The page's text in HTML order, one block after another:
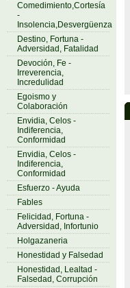
Comedimiento,Cortesía
-
Insolencia,Desvergüenza
Destino, Fortuna -
Adversidad, Fatalidad
Devoción, Fe -
Irreverencia,
Incredulidad
Egoismo y
Colaboración
Envidia, Celos -
Indiferencia,
Conformidad
Envidia, Celos -
Indiferencia,
Conformidad
Esfuerzo - Ayuda
Fables
Felicidad, Fortuna -
Adversidad, Infortunio
Holgazaneria
Honestidad y Falsedad
Honestidad, Lealtad -
Falsedad, Corrupción